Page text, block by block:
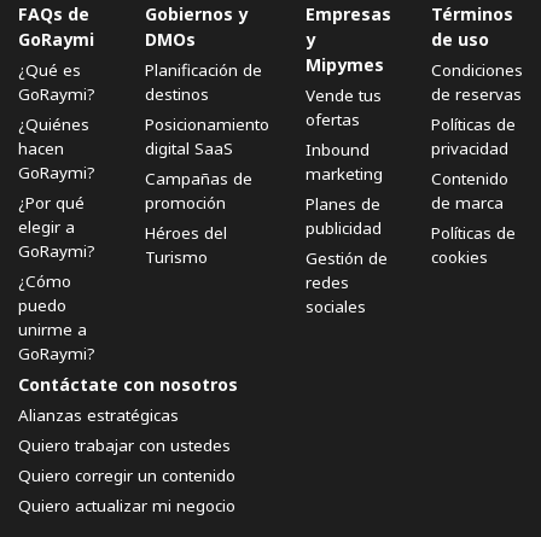
FAQs de
GoRaymi
¿Qué es
GoRaymi?
¿Quiénes
hacen
GoRaymi?
¿Por qué
elegir a
GoRaymi?
¿Cómo
puedo
unirme a
GoRaymi?
Gobiernos y
DMOs
Planificación de
destinos
Posicionamiento
digital SaaS
Campañas de
promoción
Héroes del
Turismo
Empresas
y
Mipymes
Vende tus
ofertas
Inbound
marketing
Planes de
publicidad
Gestión de
redes
sociales
Términos
de uso
Condiciones
de reservas
Políticas de
privacidad
Contenido
de marca
Políticas de
cookies
Contáctate con nosotros
Alianzas estratégicas
Quiero trabajar con ustedes
Quiero corregir un contenido
Quiero actualizar mi negocio